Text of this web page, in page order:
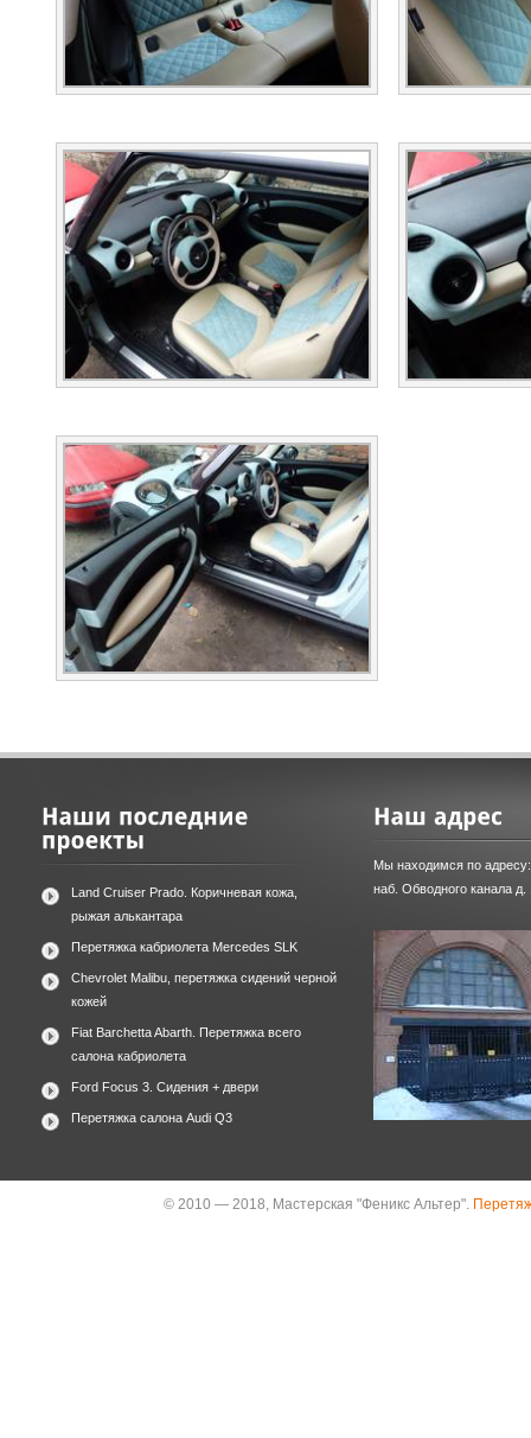
Land Cruiser Prado. Коричневая кожа,
рыжая алькантара
Перетяжка кабриолета Mercedes SLK
Chevrolet Malibu, перетяжка сидений черной
кожей
Fiat Barchetta Abarth. Перетяжка всего
салона кабриолета
Ford Focus 3. Сидения + двери
Перетяжка салона Audi Q3
Мы находимся по адресу:
наб. Обводного канала
© 2010 — 2018, Мастерская "Феникс Альтер".